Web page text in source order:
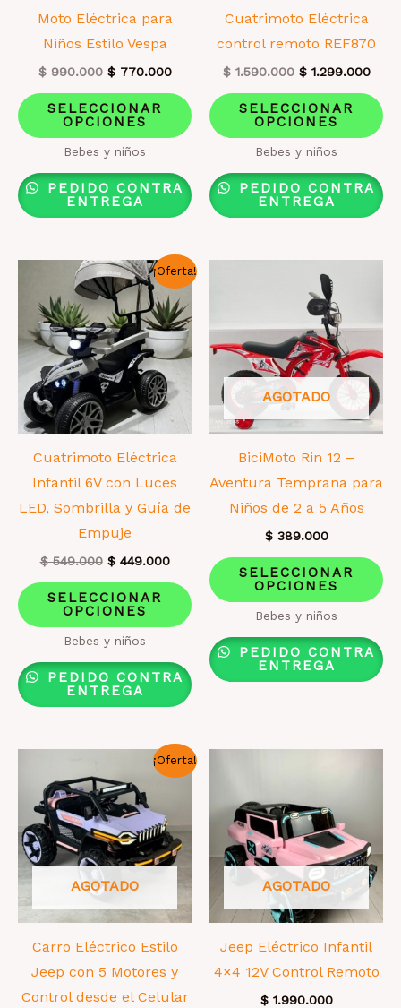
Moto Eléctrica para
Niños Estilo Vespa
$990.000 El
original
era:
$ 990.000.
$770.000El
actual
$ 770.000.
SELECCIONAR
OPCIONES
Este
producto
múltiples
variantes.
se
elegir
en
página
producto
Bebes y niños
PEDIDO CONTRA
ENTREGA
Cuatrimoto Eléctrica
control remoto REF870
$1.590.000 El
original
era:
$ 1.590.000.
$1.299.000El
es:
$
SELECCIONAR
OPCIONES
en
Bebes y niños
PEDIDO CONTRA
ENTREGA
¡Oferta!
Cuatrimoto Eléctrica
Infantil 6V con Luces
LED, Sombrilla y Guía de
Empuje
$549.000 El
original
era:
$ 549.000.
$449.000El
actual
$ 449.000.
SELECCIONAR
OPCIONES
Este
producto
tiene
múltiples
variantes.
se
elegir
página
Bebes y niños
PEDIDO CONTRA
ENTREGA
AGOTADO
BiciMoto Rin 12 –
Aventura Temprana para
Niños de 2 a 5 Años
$389.000
SELECCIONAR
OPCIONES
de
Bebes y niños
PEDIDO CONTRA
ENTREGA
¡Oferta!
AGOTADO
Carro Eléctrico Estilo
Jeep con 5 Motores y
Control desde el Celular
AGOTADO
Jeep Eléctrico Infantil
4×4 12V Control Remoto
$1.990.000